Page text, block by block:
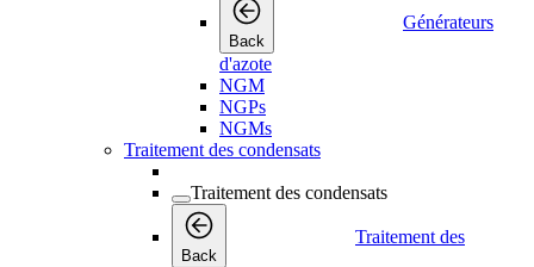
Back
Générateurs
d'azote
NGM
NGPs
NGMs
Traitement des condensats
Traitement des condensats
Back
Traitement des